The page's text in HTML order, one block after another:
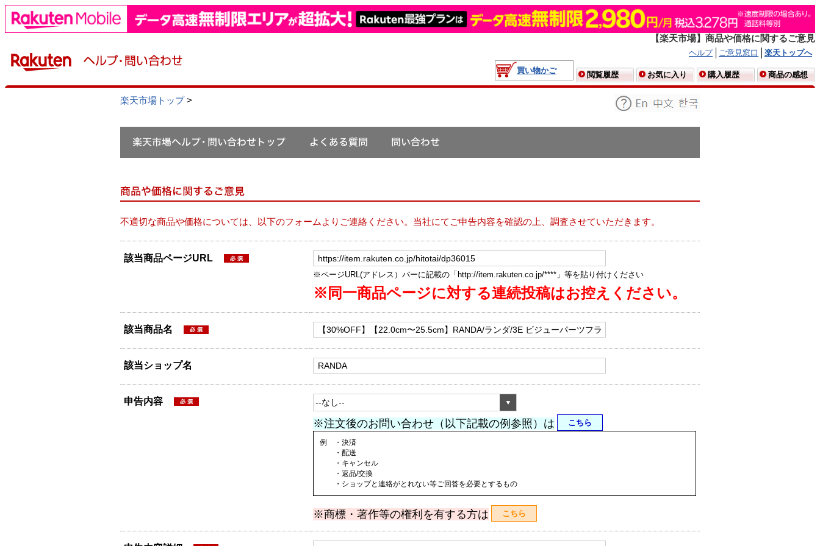
【楽天市場】商品や価格に関するご意見
ヘルプ ご意見窓口
楽天トップへ
買い物かご
閲覧履歴 お気に入り 購入履歴 商品の感想
楽天市場トップ>
不適切な商品や価格については、以下のフォームよりご連絡ください。当社にてご申告内容を確認の上、調査させていただきます。
該当商品ページURL
※ページURL(アドレス）バーに記載の「http://item.rakuten.co.jp/****」等を貼り付けください
※同一商品ページに対する連続投稿はお控えください。
該当商品名
該当ショップ名
申告内容
※注文後のお問い合わせ（以下記載の例参照）は こちら
例 ・決済
・配送
・キャンセル
・返品/交換
・ショップと連絡がとれない等ご回答を必要とするもの
※商標・著作等の権利を有する方は こちら